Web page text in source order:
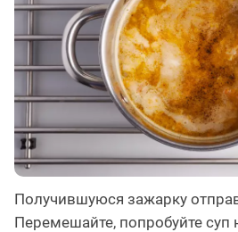
Получившуюся зажарку
Перемешайте, попробуйте суп